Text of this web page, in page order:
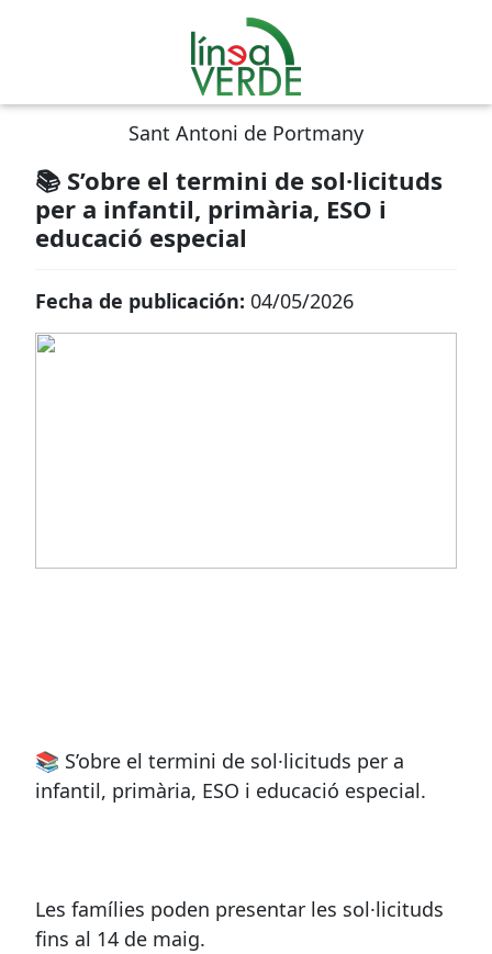
Sant Antoni de Portmany
📚 S’obre el termini de sol·licituds
per a infantil, primària, ESO i
educació especial
Fecha de publicación: 04/05/2026
📚 S’obre el termini de sol·licituds per a
infantil, primària, ESO i educació especial.
Les famílies poden presentar les sol·licituds
fins al 14 de maig.